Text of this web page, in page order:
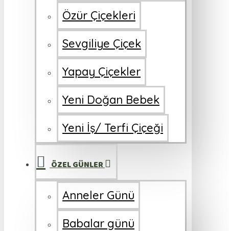
Özür Çiçekleri
Sevgiliye Çiçek
Yapay Çiçekler
Yeni Doğan Bebek
Yeni İş/ Terfi Çiçeği
ÖZEL GÜNLER
Anneler Günü
Babalar günü